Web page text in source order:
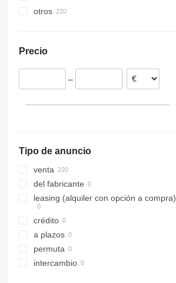
A series
S series
T series
1088
1840
1845
2050M
W-series
246
262C
262D
305
306
307
308
312
313
314
315
411
436
437
530
531
532
533
536
537
540
541
3200
3800
6090
F-series
R-series
WE
EWR
SD
otros
Letonia
Rumanía
Precio
–
Tipo de anuncio
venta
del fabricante
leasing (alquiler con opción a compra)
crédito
a plazos
permuta
intercambio